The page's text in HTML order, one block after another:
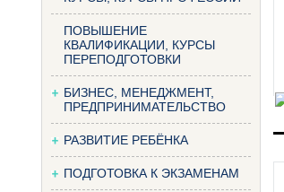
ПОВЫШЕНИЕ
КВАЛИФИКАЦИИ, КУРСЫ
ПЕРЕПОДГОТОВКИ
БИЗНЕС, МЕНЕДЖМЕНТ,
ПРЕДПРИНИМАТЕЛЬСТВО
РАЗВИТИЕ РЕБЁНКА
ПОДГОТОВКА К ЭКЗАМЕНАМ